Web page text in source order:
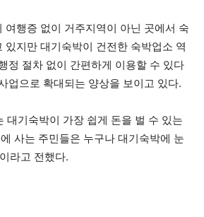
여행증 없이 거주지역이 아닌 곳에서 숙
있지만 대기숙박이 건전한 숙박업소 역
정 절차 없이 간편하게 이용할 수 있다
업으로 확대되는 양상을 보이고 있다.
대기숙박이 가장 쉽게 돈을 벌 수 있는
사는 주민들은 누구나 대기숙박에 눈
라고 전했다.